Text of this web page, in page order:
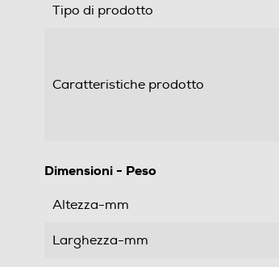
Tipo di prodotto
Caratteristiche prodotto
Dimensioni - Peso
Altezza-mm
Larghezza-mm